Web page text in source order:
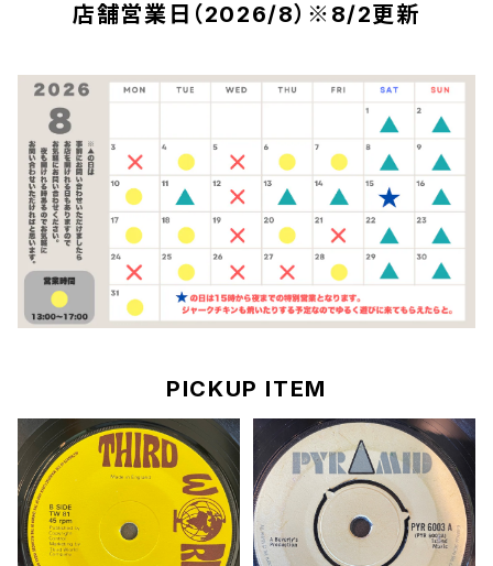
店舗営業日（2026/8）※8/2更新
PICKUP ITEM